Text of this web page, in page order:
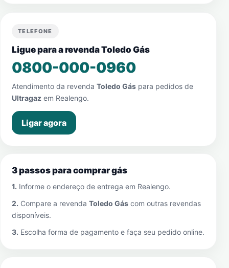
TELEFONE
Ligue para a revenda Toledo Gás
0800-000-0960
Atendimento da revenda Toledo Gás para pedidos de
Ultragaz em Realengo.
Ligar agora
3 passos para comprar gás
1. Informe o endereço de entrega em Realengo.
2. Compare a revenda Toledo Gás com outras revendas
disponíveis.
3. Escolha forma de pagamento e faça seu pedido online.